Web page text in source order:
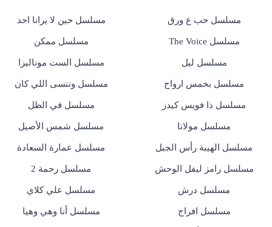
مسلسل حب ع ورق مسلسل حين لا يرانا احد
مسلسل The Voice مسلسل ممكن
مسلسل ليل مسلسل الست موناليزا
مسلسل بخمس ارواح مسلسل وننسى اللي كان
مسلسل ذا فويس كيدز مسلسل في الظل
مسلسل مولانا مسلسل شمس الأصيل
مسلسل الهيبة رأس الجبل مسلسل عمارة السعادة
مسلسل رامز ليفل الوحش مسلسل رحمة 2
مسلسل درش مسلسل علي كلاي
مسلسل افراج مسلسل أنا وهي وهيا